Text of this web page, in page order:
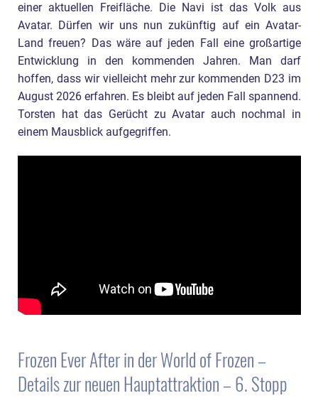
einer aktuellen Freifläche. Die Navi ist das Volk aus
Avatar. Dürfen wir uns nun zukünftig auf ein Avatar-
Land freuen? Das wäre auf jeden Fall eine großartige
Entwicklung in den kommenden Jahren. Man darf
hoffen, dass wir vielleicht mehr zur kommenden D23 im
August 2026 erfahren. Es bleibt auf jeden Fall spannend.
Torsten hat das Gerücht zu Avatar auch nochmal in
einem Mausblick aufgegriffen.
Frozen Ever After in der World of Frozen –
Details zur neuen Hauptattraktion – 6. Stopp